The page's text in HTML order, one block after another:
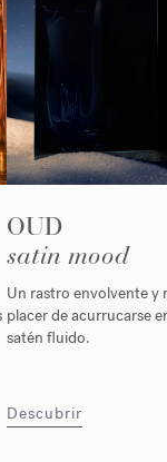
OUD
satin mood
Un rastro envolvente y
placer de acurrucarse
satén fluido.
Descubrir